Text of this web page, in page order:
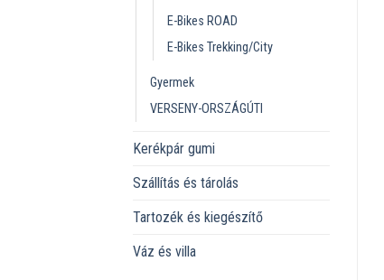
E-Bikes ROAD
E-Bikes Trekking/City
Gyermek
VERSENY-ORSZÁGÚTI
Kerékpár gumi
Szállítás és tárolás
Tartozék és kiegészítő
Váz és villa